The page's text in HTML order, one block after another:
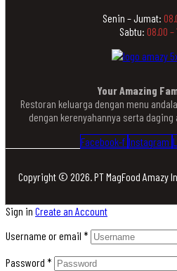
Senin – Jumat:
Sabtu: 08.00 –
Your Amazing
Restoran keluarga dengan menu
dengan kerenyahannya serta daging
Facebook-f Instagram
Copyright © 2026. PT MagFood Amazy
Sign in Create an Account
Username or email *
Password *